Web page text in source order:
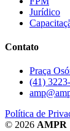
Jurídico
Contato
Praça
(41)
Política de
© 2026 AMPR